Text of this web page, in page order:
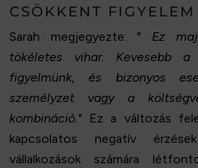
CSÖKKENT
Sarah megjegyezte: " Ez
tökéletes vihar. Kevesebb
figyelmünk, és bizonyos
személyzet vagy a
kombináció."Ez a változás
kapcsolatos negatív
vállalkozások számára